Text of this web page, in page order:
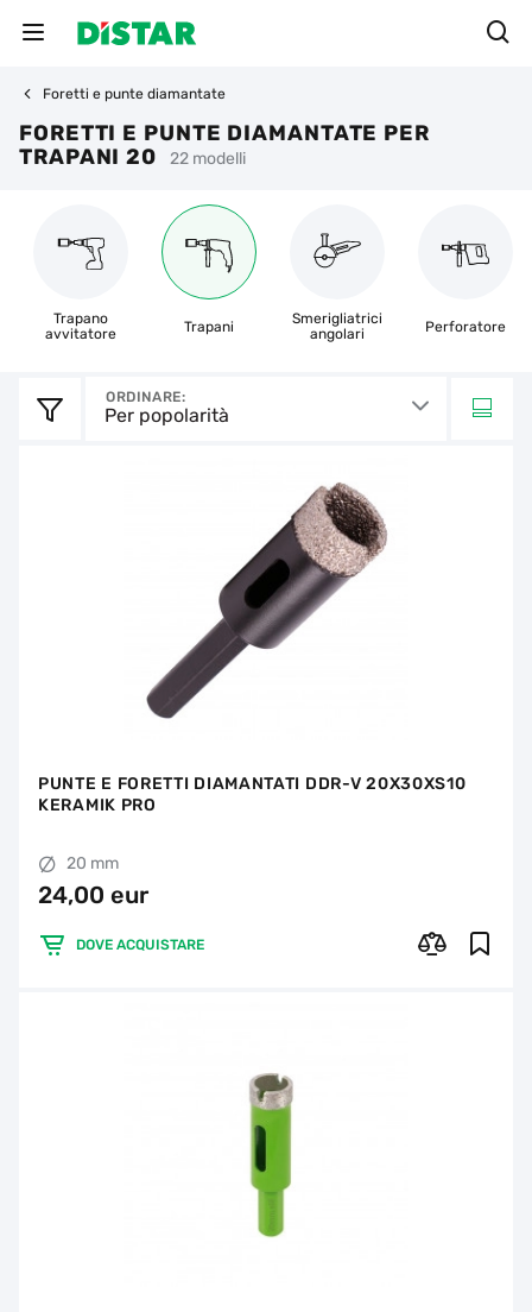
Foretti e punte diamantate
FORETTI E PUNTE DIAMANTATE PER
TRAPANI 20
22 modelli
Trapano
avvitatore
Trapani
Smerigliatrici
angolari
Perforatore
ORDINARE:
Per popolarità
PUNTE E FORETTI DIAMANTATI DDR-V 20X30XS10
KERAMIK PRO
20 mm
24,00 eur
DOVE ACQUISTARE